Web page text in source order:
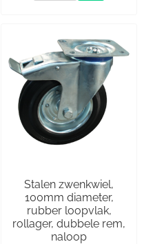
Stalen zwenkwiel,
100mm diameter,
rubber loopvlak,
rollager, dubbele rem,
naloop